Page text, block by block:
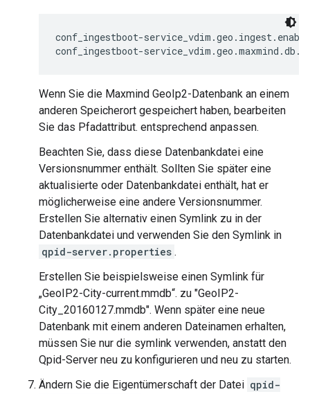
conf_ingestboot-
conf_ingestboot-
Wenn Sie die Maxmind GeoIp2-Datenbank an einem
anderen Speicherort gespeichert haben, bearbeiten
Sie das Pfadattribut. entsprechend anpassen.
Beachten Sie, dass diese Datenbankdatei eine
Versionsnummer enthält. Sollten Sie später eine
aktualisierte oder Datenbankdatei enthält, hat er
möglicherweise eine andere Versionsnummer.
Erstellen Sie alternativ einen Symlink zu in der
Datenbankdatei und verwenden Sie den Symlink in
qpid-server.properties .
Erstellen Sie beispielsweise einen Symlink für
„GeoIP2-City-current.mmdb“. zu "GeoIP2-
City_20160127.mmdb". Wenn später eine neue
Datenbank mit einem anderen Dateinamen erhalten,
müssen Sie nur die symlink verwenden, anstatt den
Qpid-Server neu zu konfigurieren und neu zu starten.
Ändern Sie die Eigentümerschaft der Datei qpid-